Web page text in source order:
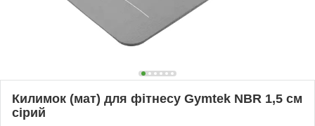
Килимок (мат) для фітнесу Gymtek NBR 1,5 см
сірий